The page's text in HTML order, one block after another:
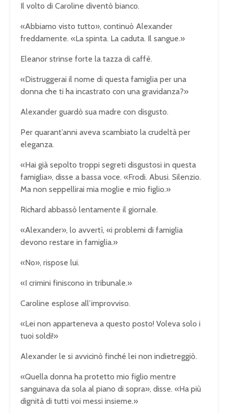
Il volto di Caroline diventò bianco.
«Abbiamo visto tutto», continuò Alexander
freddamente. «La spinta. La caduta. Il sangue.»
Eleanor strinse forte la tazza di caffè.
«Distruggerai il nome di questa famiglia per una
donna che ti ha incastrato con una gravidanza?»
Alexander guardò sua madre con disgusto.
Per quarant’anni aveva scambiato la crudeltà per
eleganza.
«Hai già sepolto troppi segreti disgustosi in questa
famiglia», disse a bassa voce. «Frodi. Abusi. Silenzio.
Ma non seppellirai mia moglie e mio figlio.»
Richard abbassò lentamente il giornale.
«Alexander», lo avvertì, «i problemi di famiglia
devono restare in famiglia.»
«No», rispose lui.
«I crimini finiscono in tribunale.»
Caroline esplose all’improvviso.
«Lei non apparteneva a questo posto! Voleva solo i
tuoi soldi!»
Alexander le si avvicinò finché lei non indietreggiò.
«Quella donna ha protetto mio figlio mentre
sanguinava da sola al piano di sopra», disse. «Ha più
dignità di tutti voi messi insieme.»